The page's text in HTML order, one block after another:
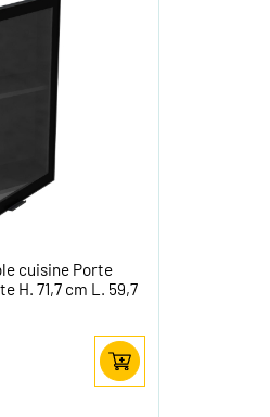
cuisine Porte
H. 71,7 cm L. 59,7